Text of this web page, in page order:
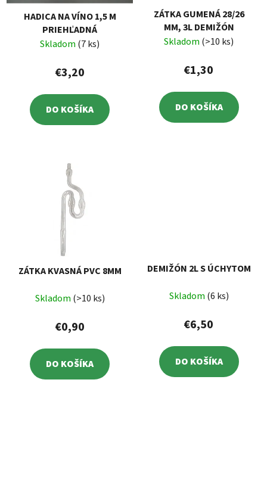
HADICA NA VÍNO 1,5 M
PRIEHĽADNÁ
Skladom (7 ks)
€3,20
DO KOŠÍKA
ZÁTKA GUMENÁ 28/26
MM, 3L DEMIŽÓN
Skladom (>10 ks)
€1,30
DO KOŠÍKA
ZÁTKA KVASNÁ PVC 8MM
Skladom (>10 ks)
€0,90
DO KOŠÍKA
DEMIŽÓN 2L S ÚCHYTOM
Skladom (6 ks)
€6,50
DO KOŠÍKA